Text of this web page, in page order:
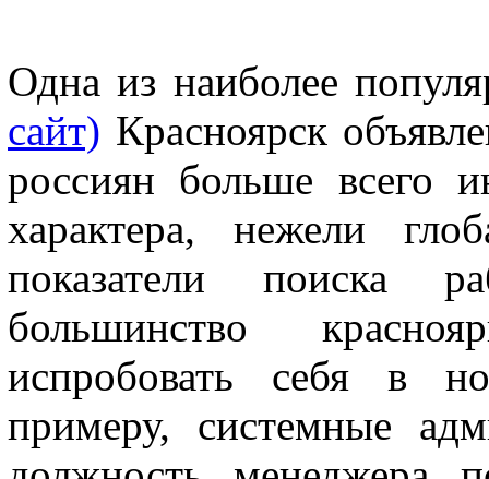
Одна из наиболее
сайт) Красноярск
россиян больше всего
характера, нежели
показатели поиска
большинство
испробовать себя в
примеру, системные